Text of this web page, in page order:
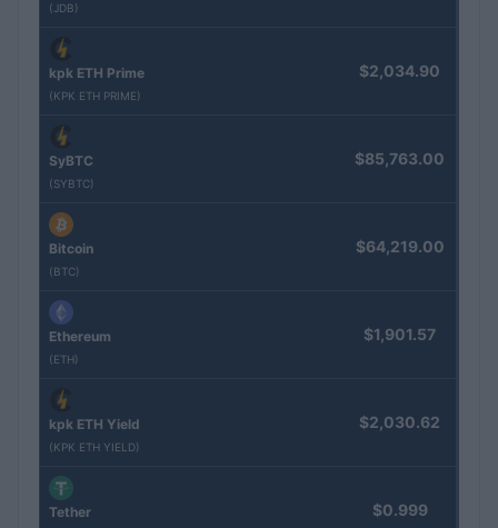
(JDB)
kpk ETH Prime
(KPK ETH PRIME)
$2,034.90
SyBTC
(SYBTC)
$85,763.00
Bitcoin
(BTC)
$64,219.00
Ethereum
(ETH)
$1,901.57
kpk ETH Yield
(KPK ETH YIELD)
$2,030.62
Tether $0.999